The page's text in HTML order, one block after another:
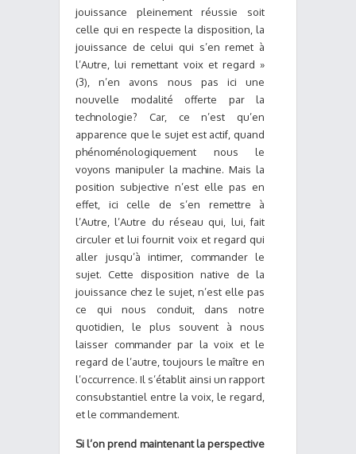
jouissance pleinement réussie soit
celle qui en respecte la disposition, la
jouissance de celui qui s’en remet à
l’Autre, lui remettant voix et regard »
(3), n’en avons nous pas ici une
nouvelle modalité offerte par la
technologie? Car, ce n’est qu’en
apparence que le sujet est actif, quand
phénoménologiquement nous le
voyons manipuler la machine. Mais la
position subjective n’est elle pas en
effet, ici celle de s’en remettre à
l’Autre, l’Autre du réseau qui, lui, fait
circuler et lui fournit voix et regard qui
aller jusqu’à intimer, commander le
sujet. Cette disposition native de la
jouissance chez le sujet, n’est elle pas
ce qui nous conduit, dans notre
quotidien, le plus souvent à nous
laisser commander par la voix et le
regard de l’autre, toujours le maître en
l’occurrence. Il s’établit ainsi un rapport
consubstantiel entre la voix, le regard,
et le commandement.
Si l’on prend maintenant la perspective